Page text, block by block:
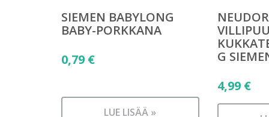
SIEMEN BABYLONG
BABY-PORKKANA
0,79 €
LUE LISÄÄ »
G
4,99 €